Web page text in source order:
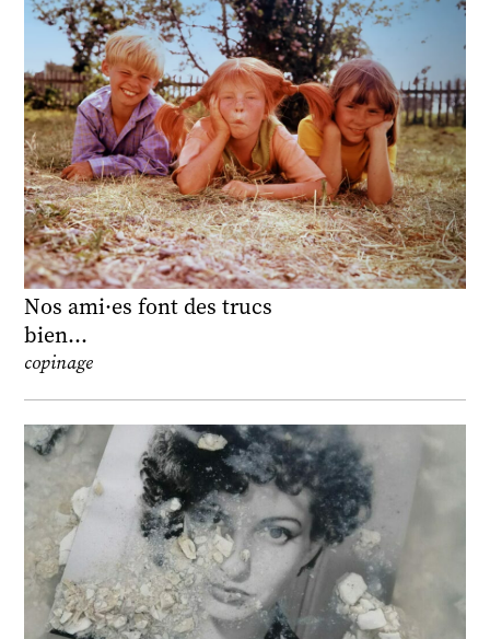
Nos ami·es font des trucs
bien…
copinage